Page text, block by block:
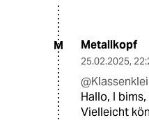
M Metallkopf
25.02.2025,
Hallo, I
Vielleicht